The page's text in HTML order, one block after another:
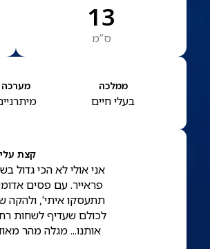
13
ס”מ
ממלכה
בעלי חיים
מערכה
קצת
אני אולי לא הכי גדול
פראייר. עם פסים
תתעסקו איתי’, ולהקה
לכולם שעדיף לשחות
אותנו... מגלה מהר